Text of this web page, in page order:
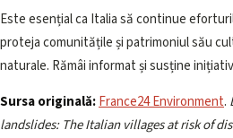
Este esențial ca Italia să continue
proteja comunitățile și patrimoniul său
naturale. Rămâi informat și susține
Sursa originală:France24 Environment.
landslides: The Italian villages at risk of